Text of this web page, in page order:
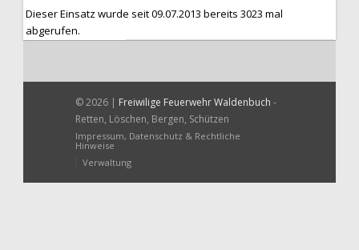
Dieser Einsatz wurde seit 09.07.2013 bereits 3023 mal
abgerufen.
© 2026 | Freiwilige Feuerwehr Waldenbuch -
Retten, Löschen, Bergen, Schützen
Impressum, Datenschutz & Rechtliche
Hinweise
Verwaltung